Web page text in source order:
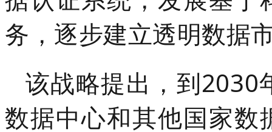
务，逐步建立透明数据
该战略提出，到2030
数据中心和其他国家数